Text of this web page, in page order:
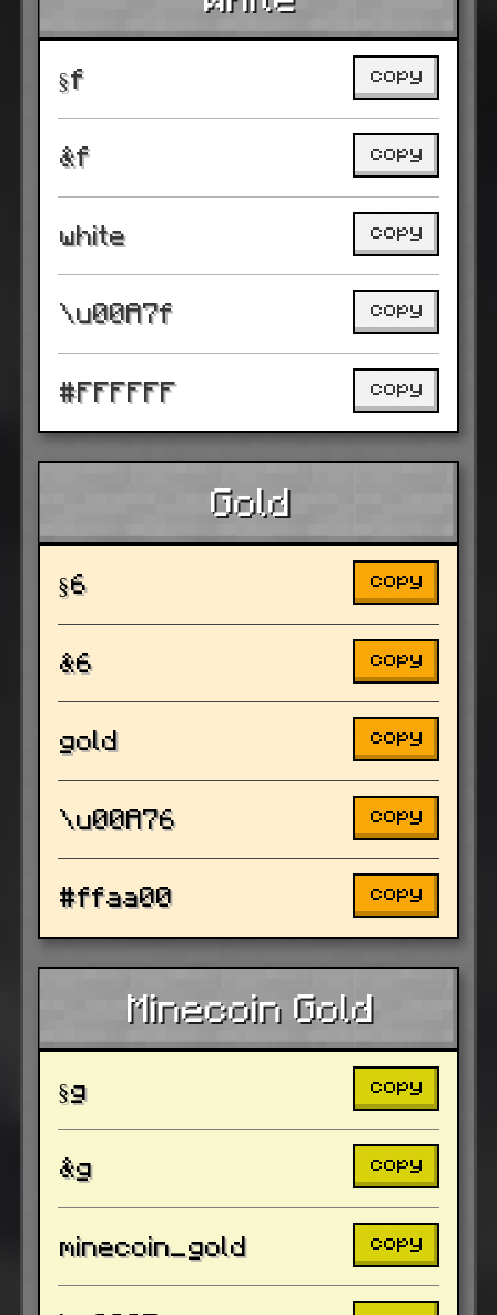
§f copy
&f copy
white copy
\u00A7f copy
#FFFFFF copy
Gold
§6 copy
&6 copy
gold copy
\u00A76 copy
#ffaa00 copy
Minecoin Gold
§g copy
&g copy
minecoin_gold copy